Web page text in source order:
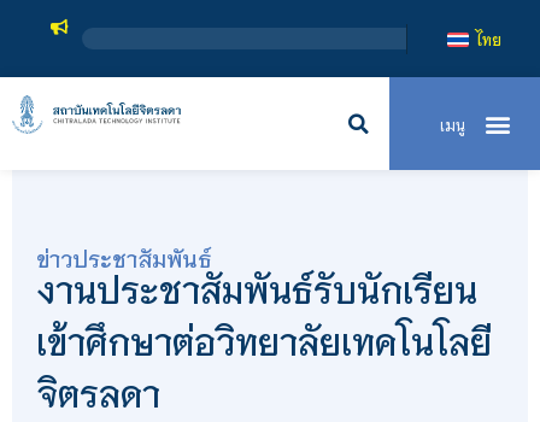
ไทย
ข่าวประชาสัมพันธ์
งานประชาสัมพันธ์รับนักเรียน
เข้าศึกษาต่อวิทยาลัยเทคโนโลยี
จิตรลดา